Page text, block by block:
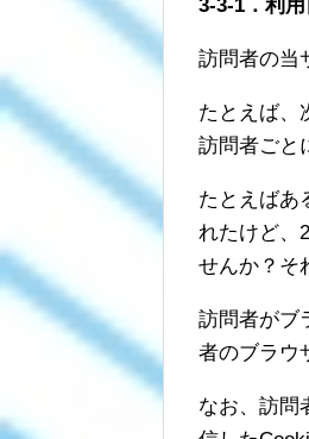
3-3-1．利
訪問者の当
たとえば、
訪問者ごと
たとえばあ
れたけど、
せんか？そ
訪問者がブ
者のブラウ
なお、訪問